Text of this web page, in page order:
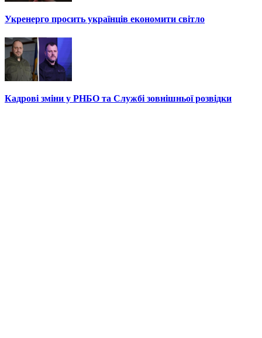
Укренерго просить українців економити світло
Кадрові зміни у РНБО та Службі зовнішньої розвідки